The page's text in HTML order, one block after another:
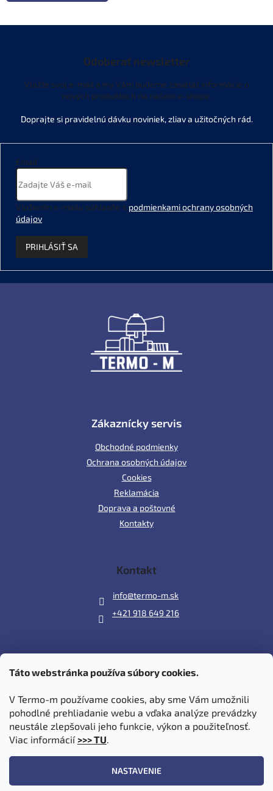
Táto webstránka používa súbory cookies.
V Termo-m používame cookies, aby sme Vám umožnili
pohodlné prehliadanie webu a vďaka analýze prevádzky
neustále zlepšovali jeho funkcie, výkon a použiteľnosť.
Viac informácií >>> TU.
NASTAVENIE
Odoberať newsletter
Vložte svoj e-mail a my Vám budeme zasielať informácie o
nových produktoch na našom e-shope.
Email
Vložením e-mailu súhlasíte s podmienkami ochrany osobných
údajov.
PRIHLÁSIŤ SA
Zákaznícky servis
Obchodné podmienky
Ochrana osobných údajov
Cookies
Reklamácia
Doprava a poštovné
Kontakty
Kontakt
info@termo-m.sk
+421 918 649 216
Prijímame online platby